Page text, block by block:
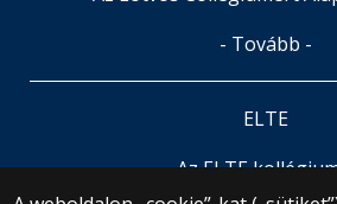
- Tovább -
ELTE
Az ELTE